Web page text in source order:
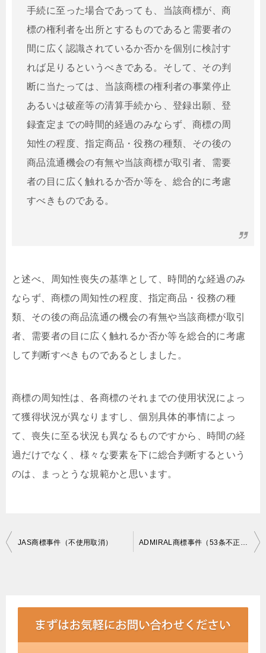
手続に至った場合であっても、当該商標が、商
標の権利者を出所とするものであると需要者の
間に広く認識されているか否かを個別に検討す
れば足りるというべきである。そして、その判
断に当たっては、当該商標の権利者の事業停止
あるいは破産等の清算手続から、登録出願、登
録査定までの時間的経過のみならず、商標の周
知性の程度、指定商品・役務の種類、その後の
商品流通機会の有無や当該商標が取引者、需要
者の目に広く触れるか否か等を、総合的に考慮
すべきものである。
と述べ、周知性喪失の基準として、時間的な経過のみ
ならず、商標の周知性の程度、指定商品・役務の種
類、その後の商品流通の機会の有無や当該商標が取引
者、需要者の目に広く触れるか否か等を総合的に考慮
して判断すべきものであるとしました。
商標の周知性は、各商標のそれまでの使用状況によっ
て獲得状況が異なりますし、個別具体的事情によっ
て、喪失に至る状況も異なるものですから、時間の経
過だけでなく、様々な要素を下に総合判断するという
のは、まっとうな規範かと思います。
投
JAS商標事件（不使用取消） ADMIRAL商標事件（53条不正使用取消）